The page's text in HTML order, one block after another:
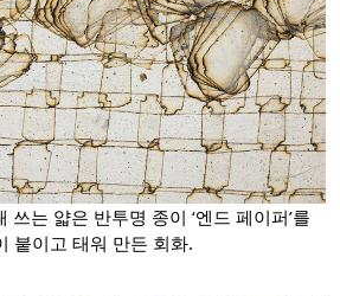
쓰는 얇은 반투명 종이 ‘엔드 페이퍼’를
붙이고 태워 만든 회화.